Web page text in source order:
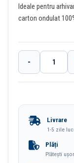
Ideale pentru
carton ondulat
Cantitate
Cutie
8cm
Boxy
Galbena
-
Livrare
1-5 zile
Plăți
Plătești